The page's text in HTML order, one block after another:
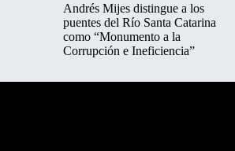
Andrés Mijes distingue a los
puentes del Río Santa Catarina
como “Monumento a la
Corrupción e Ineficiencia”